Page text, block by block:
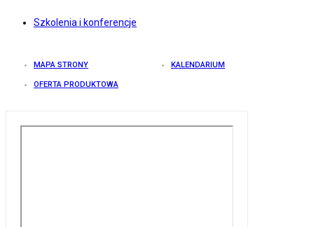
Szkolenia i konferencje
MAPA STRONY KALENDARIUM
OFERTA PRODUKTOWA